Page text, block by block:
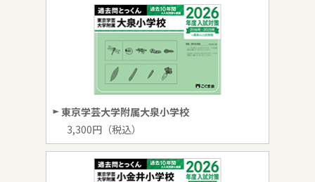
東京学芸大学附属大泉小学校
3,300円（税込）